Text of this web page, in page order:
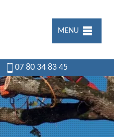
MENU
07 80 34 83 45